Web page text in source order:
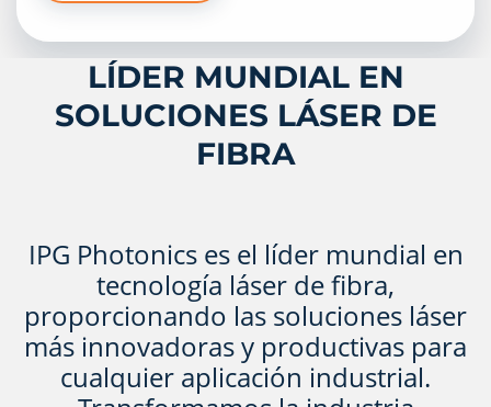
LÍDER MUNDIAL EN
SOLUCIONES LÁSER DE
FIBRA
IPG Photonics es el líder mundial en
tecnología láser de fibra,
proporcionando las soluciones láser
más innovadoras y productivas para
cualquier aplicación industrial.